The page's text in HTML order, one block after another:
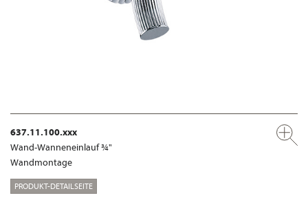
637.11.100.xxx
Wand-Wanneneinlauf ¾"
Wandmontage
PRODUKT-DETAILSEITE